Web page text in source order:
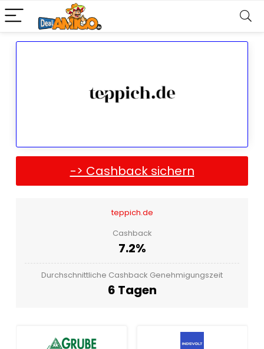
-> Cashback sichern
teppich.de
Cashback
7.2%
Durchschnittliche Cashback Genehmigungszeit
6 Tagen